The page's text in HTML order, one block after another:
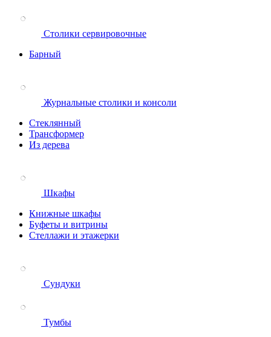
Столики сервировочные
Барный
Журнальные столики и консоли
Стеклянный
Трансформер
Из дерева
Шкафы
Книжные шкафы
Буфеты и витрины
Стеллажи и этажерки
Сундуки
Тумбы